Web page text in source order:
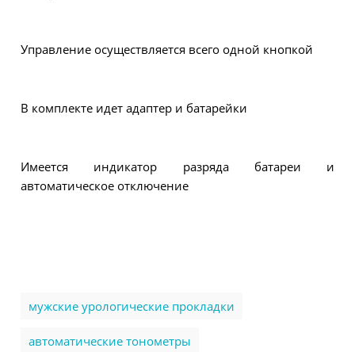
Управление осуществляется всего одной кнопкой
В комплекте идет адаптер и батарейки
Имеется индикатор разряда батареи и
автоматическое отключение
мужские урологические прокладки
автоматические тонометры